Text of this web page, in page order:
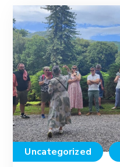
Uncategorized